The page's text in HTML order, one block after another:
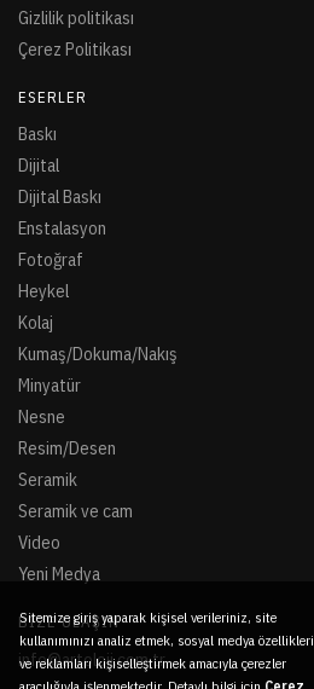
Gizlilik politikası
Çerez Politikası
ESERLER
Baskı
Dijital
Dijital Baskı
Enstalasyon
Fotoğraf
Heykel
Kolaj
Kumaş/Dokuma/Nakış
Minyatür
Nesne
Resim/Desen
Seramik
Seramik ve cam
Video
Yeni Medya
BIZE ULAŞIN
info@artoloji.com.tr
Sitemize giriş yaparak kişisel verileriniz, site
kullanımınızı analiz etmek, sosyal medya özellikleri
ve reklamları kişiselleştirmek amacıyla çerezler